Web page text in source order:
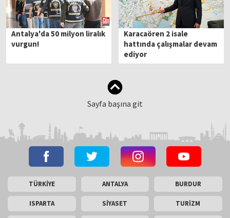
Antalya'da 50 milyon liralık
vurgun!
Karacaören 2 isale
hattında çalışmalar devam
ediyor
Sayfa başına git
TÜRKİYE ANTALYA BURDUR
ISPARTA SİYASET TURİZM